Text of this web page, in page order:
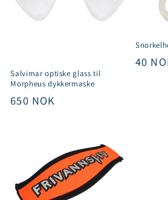
Salvimar optiske glass til
Morpheus dykkermaske
Vanlig
650 NOK
Vanlig
40